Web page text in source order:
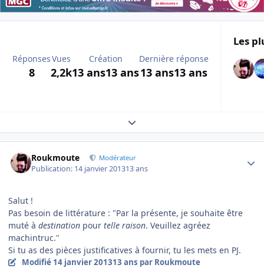
Réponses
8
Vues
2,2k
Création
13 ans13 ans
Dernière réponse
13 ans13 ans
Les
Expand topic overview
Roukmoute Modérateur
Publication: 14 janvier 201313 ans
Salut !
Pas besoin de littérature : "Par la présente, je souhaite être
muté à destination pour telle raison. Veuillez agréez
machintruc."
Si tu as des pièces justificatives à fournir, tu les mets en PJ.
Modifié 14 janvier 201313 ans par Roukmoute